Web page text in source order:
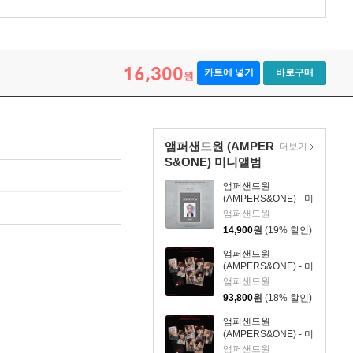
16,300원 카트에 넣기 바로구매
앰퍼샌드원 (AMPER
S&ONE) 미니앨범
4...
앰퍼샌드원
(AMPERS&ONE) - 미
니앨범 4집 :
DEFINITION [FaNCy
Ver.](PLVE)
앰퍼샌드원
14,900원 (19% 할인)
앰퍼샌드원
(AMPERS&ONE) - 미
니앨범 4집 :
DEFINITION [WE
Ver.][7종 SET]
앰퍼샌드원
93,800원 (18% 할인)
앰퍼샌드원
(AMPERS&ONE) - 미
니앨범 4집 :
앰퍼샌드원
더보기